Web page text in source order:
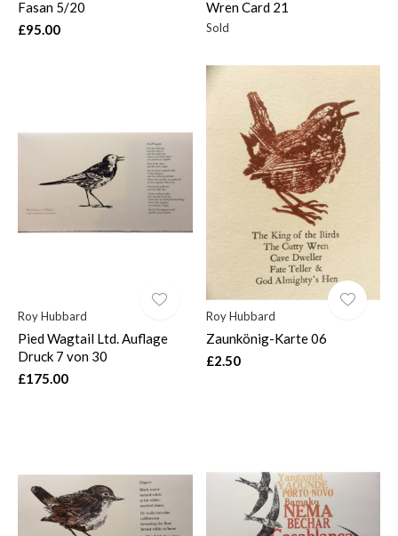
Fasan 5/20
£95.00
Wren Card 21
Sold
Roy Hubbard
Pied Wagtail Ltd. Auflage
Druck 7 von 30
£175.00
Roy Hubbard
Zaunkönig-Karte 06
£2.50